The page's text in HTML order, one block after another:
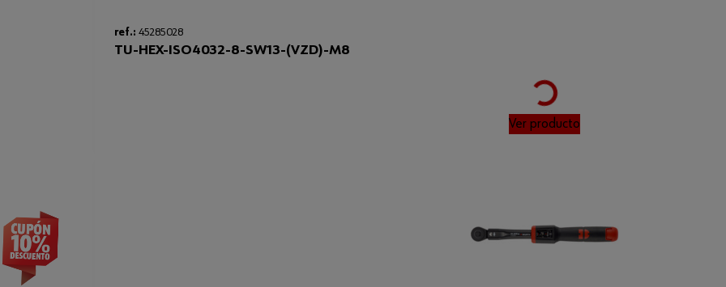
ref.: 45285028
TU-HEX-ISO4032-8-SW13-(VZD)-M8
Ver producto